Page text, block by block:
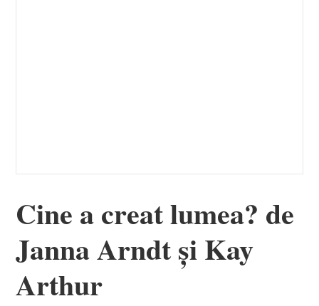
Cine a creat lumea? de
Janna Arndt și Kay
Arthur